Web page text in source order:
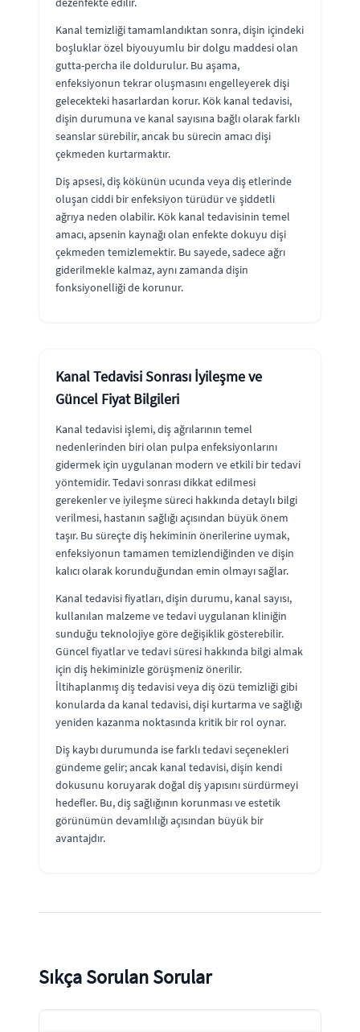
Kanal temizliği tamamlandıktan sonra, dişin içindeki
boşluklar özel biyouyumlu bir dolgu maddesi olan
gutta-percha ile doldurulur. Bu aşama,
enfeksiyonun tekrar oluşmasını engelleyerek dişi
gelecekteki hasarlardan korur. Kök kanal tedavisi,
dişin durumuna ve kanal sayısına bağlı olarak farklı
seanslar sürebilir, ancak bu sürecin amacı dişi
çekmeden kurtarmaktır.
Diş apsesi, diş kökünün ucunda veya diş etlerinde
oluşan ciddi bir enfeksiyon türüdür ve şiddetli
ağrıya neden olabilir. Kök kanal tedavisinin temel
amacı, apsenin kaynağı olan enfekte dokuyu dişi
çekmeden temizlemektir. Bu sayede, sadece ağrı
giderilmekle kalmaz, aynı zamanda dişin
fonksiyonelliği de korunur.
Kanal Tedavisi Sonrası İyileşme ve
Güncel Fiyat Bilgileri
Kanal tedavisi işlemi, diş ağrılarının temel
nedenlerinden biri olan pulpa enfeksiyonlarını
gidermek için uygulanan modern ve etkili bir tedavi
yöntemidir. Tedavi sonrası dikkat edilmesi
gerekenler ve iyileşme süreci hakkında detaylı bilgi
verilmesi, hastanın sağlığı açısından büyük önem
taşır. Bu süreçte diş hekiminin önerilerine uymak,
enfeksiyonun tamamen temizlendiğinden ve dişin
kalıcı olarak korunduğundan emin olmayı sağlar.
Kanal tedavisi fiyatları, dişin durumu, kanal sayısı,
kullanılan malzeme ve tedavi uygulanan kliniğin
sunduğu teknolojiye göre değişiklik gösterebilir.
Güncel fiyatlar ve tedavi süresi hakkında bilgi almak
için diş hekiminizle görüşmeniz önerilir.
İltihaplanmış diş tedavisi veya diş özü temizliği gibi
konularda da kanal tedavisi, dişi kurtarma ve sağlığı
yeniden kazanma noktasında kritik bir rol oynar.
Diş kaybı durumunda ise farklı tedavi seçenekleri
gündeme gelir; ancak kanal tedavisi, dişin kendi
dokusunu koruyarak doğal diş yapısını sürdürmeyi
hedefler. Bu, diş sağlığının korunması ve estetik
görünümün devamlılığı açısından büyük bir
avantajdır.
Sıkça Sorulan Sorular